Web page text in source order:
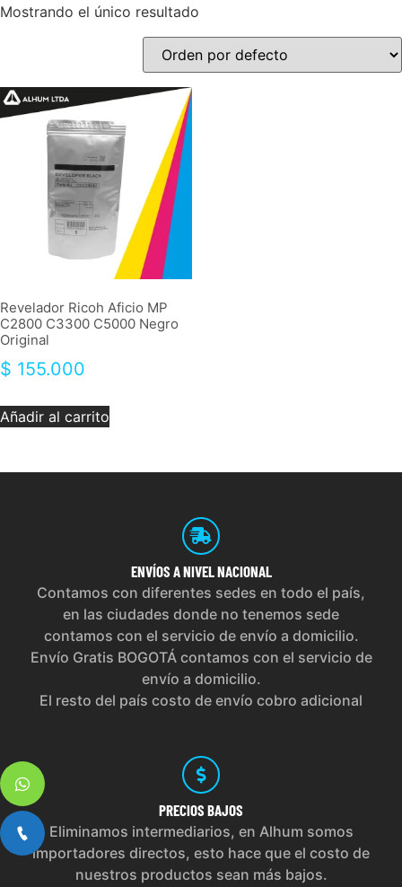
Mostrando el único resultado
Revelador Ricoh Aficio MP
C2800 C3300 C5000 Negro
Original
$ 155.000
Añadir al carrito
ENVÍOS A NIVEL NACIONAL
Contamos con diferentes sedes en todo el país,
en las ciudades donde no tenemos sede
contamos con el servicio de envío a domicilio.
Envío Gratis BOGOTÁ contamos con el servicio de
envío a domicilio.
El resto del país costo de envío cobro adicional
PRECIOS BAJOS
Eliminamos intermediarios, en Alhum somos
importadores directos, esto hace que el costo de
nuestros productos sean más bajos.